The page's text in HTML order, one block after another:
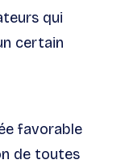
qui
certain
favorable
de toutes